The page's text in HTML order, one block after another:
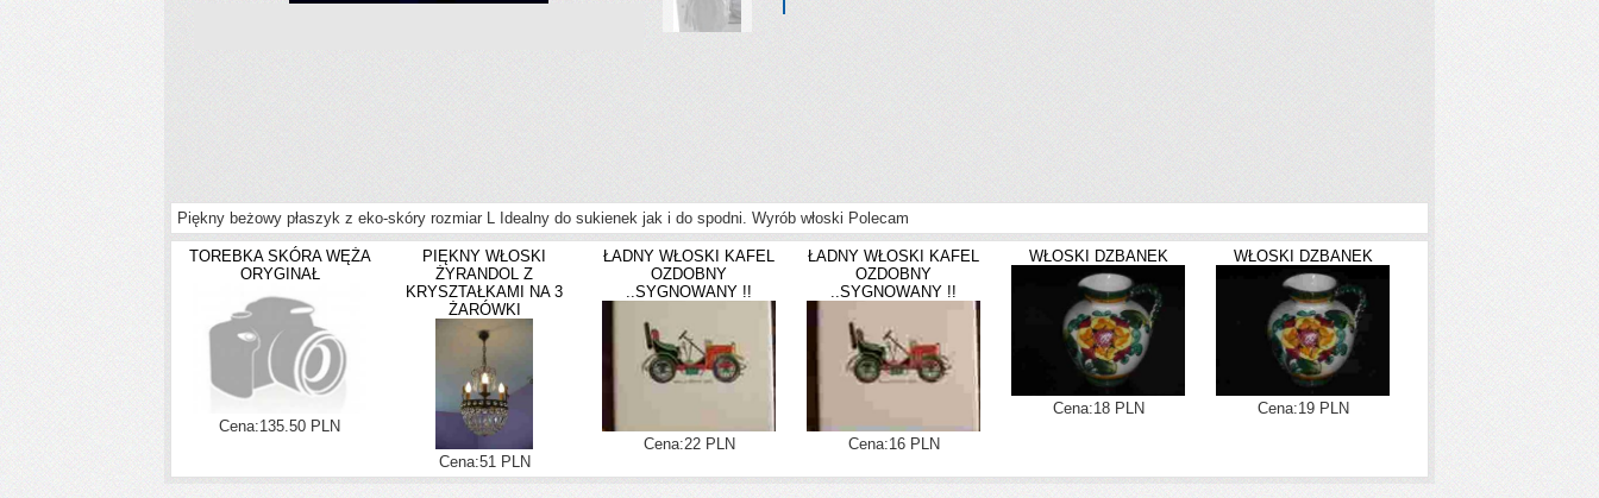
Piękny beżowy płaszyk z eko-skóry rozmiar L Idealny do sukienek jak i do spodni. Wyrób włoski Polecam
TOREBKA SKÓRA WĘŻA
ORYGINAŁ
Cena:135.50 PLN
PIĘKNY WŁOSKI
ŻYRANDOL Z
KRYSZTAŁKAMI NA 3
ŻARÓWKI
Cena:51 PLN
ŁADNY WŁOSKI KAFEL
OZDOBNY
..SYGNOWANY !!
Cena:22 PLN
ŁADNY WŁOSKI KAFEL
OZDOBNY
..SYGNOWANY !!
Cena:16 PLN
WŁOSKI DZBANEK
Cena:18 PLN
WŁOSKI DZBANEK
Cena:19 PLN